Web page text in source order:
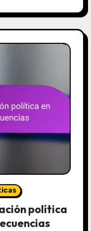
política